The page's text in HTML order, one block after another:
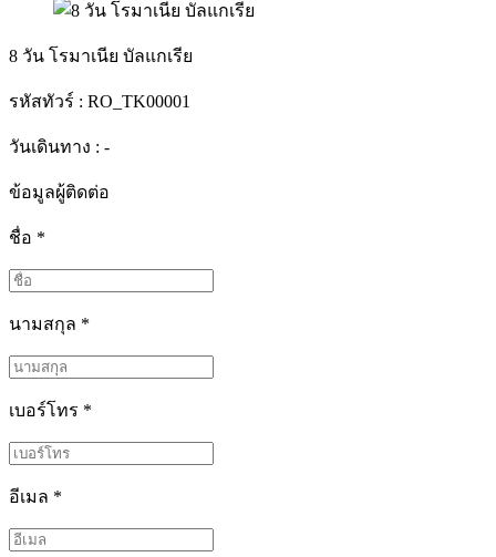
8 วัน โรมาเนีย บัลแกเรีย
รหัสทัวร์ : RO_TK00001
วันเดินทาง : -
ข้อมูลผู้ติดต่อ
ชื่อ *
นามสกุล *
เบอร์โทร *
อีเมล *